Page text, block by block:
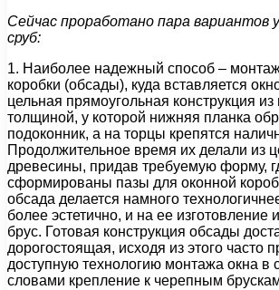
Сейчас проработано пара вариантов
сруб:
1. Наиболее надежный способ –
коробки (обсады), куда вставляется
цельная прямоугольная конструкция
толщиной, у которой нижняя планка
подоконник, а на торцы крепятся
Продолжительное время их делали из
древесины, придав требуемую форму,
сформированы пазы для оконной
обсада делается намного
более эстетично, и на ее изготовление
брус. Готовая конструкция обсады
дорогостоящая, исходя из этого часто
доступную технологию монтажа окна в
словами крепление к черепным